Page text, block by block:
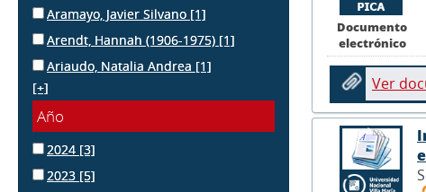
Aramayo, Javier Silvano [1]
Arendt, Hannah (1906-1975) [1]
Ariaudo, Natalia Andrea [1]
[+]
Año
2024 [3]
2023 [5]
Documento
electrónico
Ver